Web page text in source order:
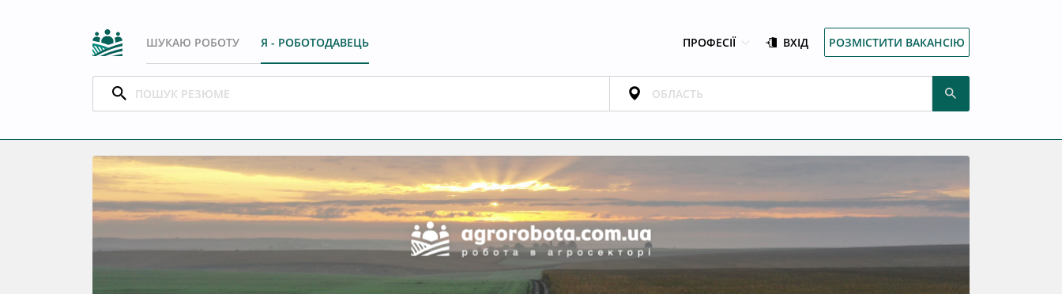
ШУКАЮ РОБОТУ Я - РОБОТОДАВЕЦЬ ПРОФЕСІЇ ВХІД РОЗМІСТИТИ ВАКАНСІЮ